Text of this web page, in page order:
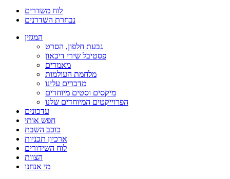
לוח משדרים
נבחרת השדרנים
המגזין
גבעת חלפון, הסרט
פסטיבל שירי דיכאון
מאמרים
מלחמת העולמות
מדברים עלינו
מיקסים וסטים מיוחדים
הפרוייקטים המיוחדים שלנו
עדכונים
חפש אותי
כוכב השבת
ארכיון תכניות
לוח השידורים
הצוות
מי אנחנו